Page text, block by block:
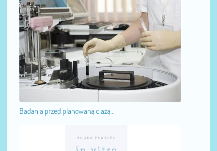
Badania przed planowaną ciążą...